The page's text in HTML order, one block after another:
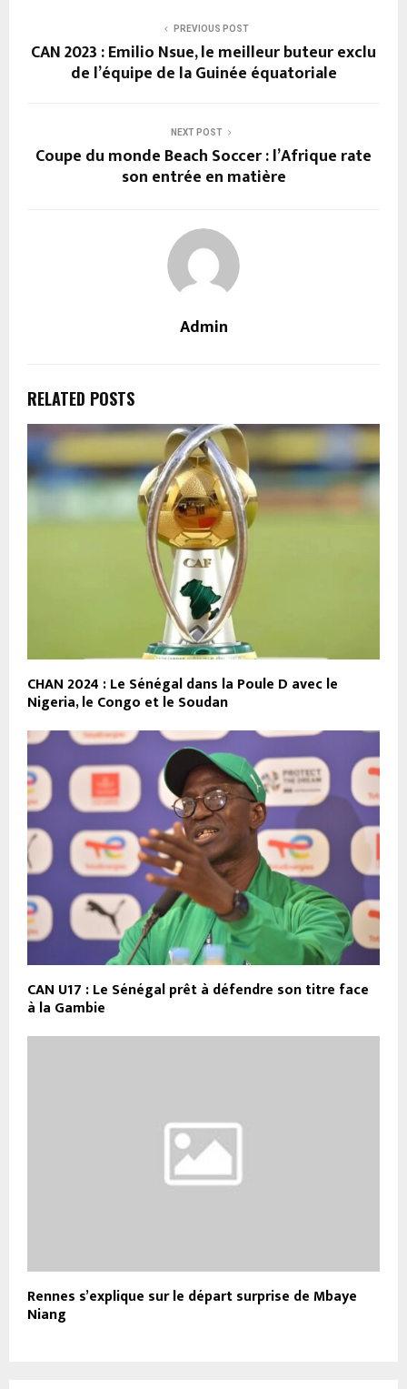
PREVIOUS POST
CAN 2023 : Emilio Nsue, le meilleur buteur exclu
de l’équipe de la Guinée équatoriale
NEXT POST
Coupe du monde Beach Soccer : l’Afrique rate
son entrée en matière
Admin
RELATED POSTS
CHAN 2024 : Le Sénégal dans la Poule D avec le
Nigeria, le Congo et le Soudan
CAN U17 : Le Sénégal prêt à défendre son titre face
à la Gambie
Rennes s’explique sur le départ surprise de Mbaye
Niang